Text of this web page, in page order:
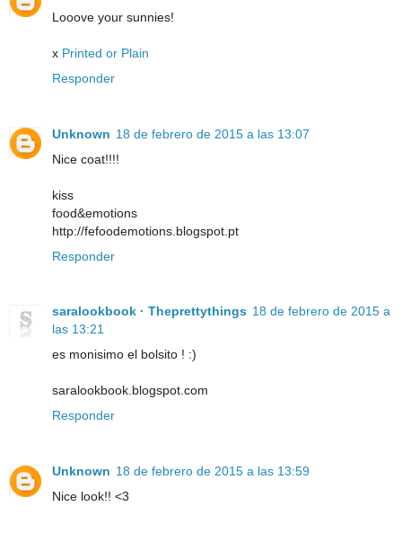
Looove your sunnies!
x Printed or Plain
Responder
Unknown 18 de febrero de 2015 a las 13:07
Nice coat!!!!
kiss
food&emotions
http://fefoodemotions.blogspot.pt
Responder
saralookbook · Theprettythings 18 de febrero de 2015 a
las 13:21
es monisimo el bolsito ! :)
saralookbook.blogspot.com
Responder
Unknown 18 de febrero de 2015 a las 13:59
Nice look!! <3